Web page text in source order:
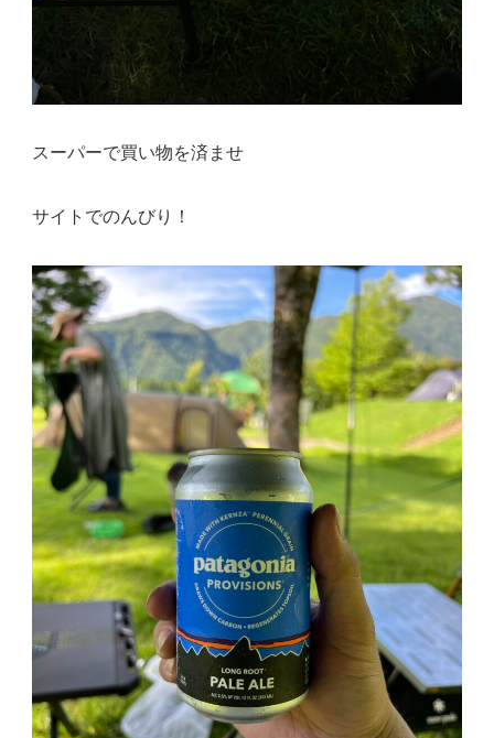
スーパーで買い物を済ませ
サイトでのんびり！